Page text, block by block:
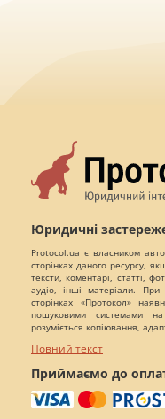
Юридичні
Protocol.ua є власником
сторінках даного ресурсу,
тексти, коментарі, статті,
аудіо, інші матеріали.
сторінках «Протокол»
пошуковими системами
розуміється копіювання,
Повний текст
Приймаємо до